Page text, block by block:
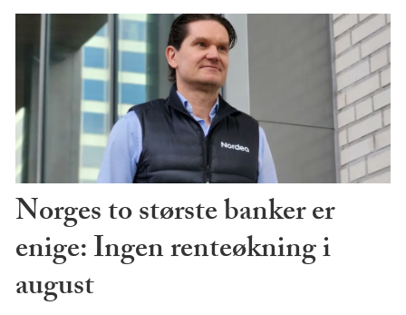
Norges to største banker er
enige: Ingen renteøkning i
august